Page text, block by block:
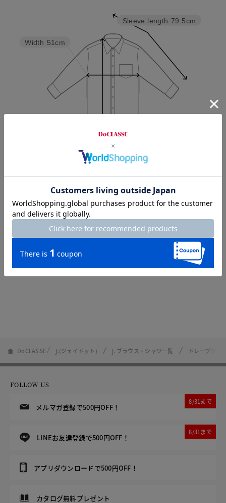
Sleeve length 79.5cm
Width 51cm
M L
DoCLASSE j.(ジェイドット) j. ブラウス・シャツ一覧 ドレープツイ
FOLLOW US
メルマガ登録で500円OFF！
8/31まで
LINEお友達登録で500円OFF！
8/31まで
アプリダウンロードで500円OFF！
カタログ無料プレゼント